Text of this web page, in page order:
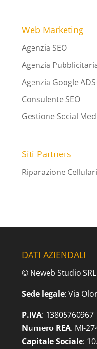
Web Marketing
Agenzia SEO
Agenzia
Agenzia Google ADS
Consulente SEO
Gestione Social
Siti Partners
Riparazione Cellulari
DATI AZIENDALI
© Neweb Studio SRL
Sede legale: Via
P.IVA: 13805760967
Numero REA: MI-
Capitale Sociale: